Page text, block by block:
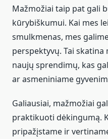
Mažmožiai taip pat gali
kūrybiškumui. Kai mes
smulkmenas, mes
perspektyvų. Tai
naujų sprendimų, kas
ar asmeniniame
Galiausiai, mažmožiai
praktikuoti dėkingumą.
pripažįstame ir